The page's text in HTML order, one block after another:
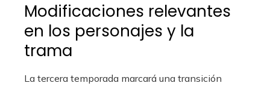
Modificaciones relevantes
en los personajes y la
trama
La tercera temporada marcará una transición